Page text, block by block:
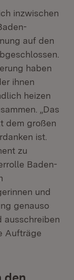
inzwischen
auf den
haben
ihnen
heizen
„Das
dem großen
ist.
zu
Baden-
und
genauso
ausschreiben
Aufträge